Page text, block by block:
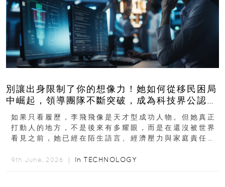
別讓出身限制了你的想像力！她如何從移民困局
中崛起，領導團隊不斷突破，成為科技界公認的
「教母」？
如果只看履歷，李飛飛像是天才型成功人物。但她真正
打動人的地方，不是後來有多耀眼，而是在還沒被世界
看見之前，她已經在陌生語言、經濟壓力與家庭責任之
西...
9th June, 2026 ｜ In TECHNOLOGY